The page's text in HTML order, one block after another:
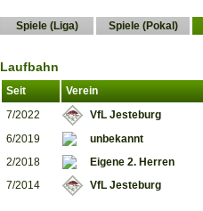
Spiele (Liga) Spiele (Pokal)
Laufbahn
Seit
Verein
7/2022
VfL Jesteburg
6/2019
unbekannt
2/2018
Eigene 2. Herren
7/2014
VfL Jesteburg